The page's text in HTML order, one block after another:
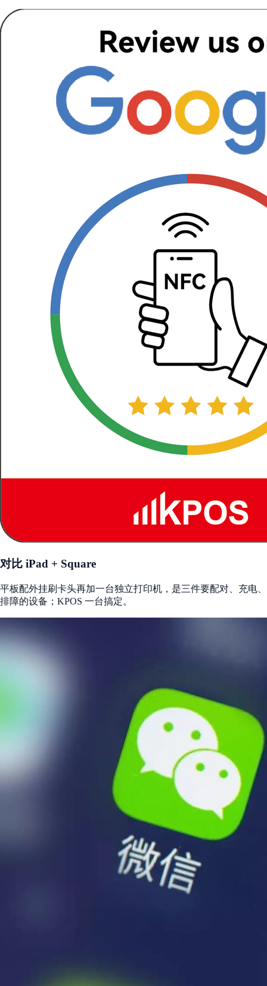
对比 iPad + Square
平板配外挂刷卡头再加一台独立打印机，是三件要配对、充电、
排障的设备；KPOS 一台搞定。